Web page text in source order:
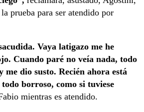
prueba para ser atendido por
Vaya latigazo me he
Cuando paré no veía nada, todo
me dio susto. Recién ahora está
borroso, como si tuviese
mientras es atendido.